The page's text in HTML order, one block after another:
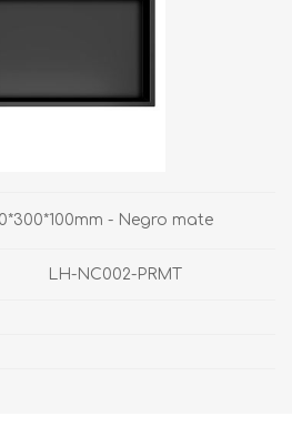
- Negro mate
LH-NC002-PRMT